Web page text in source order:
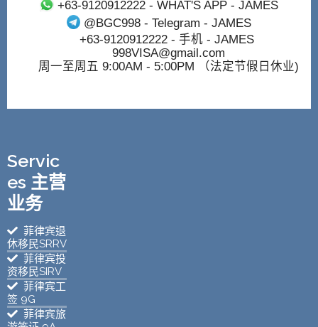
+63-9120912222- WHAT'S APP - JAMES
@BGC998 - Telegram - JAMES
+63-9120912222- 手机 - JAMES
998VISA@gmail.com
周一至周五 9:00AM - 5:00PM （法定节假日休业)
Servic
es 主营
业务
菲律宾退
休移民SRRV
菲律宾投
资移民SIRV
菲律宾工
签 9G
菲律宾旅